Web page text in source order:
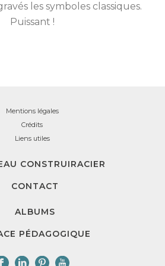
les symboles classiques.
Puissant !
Mentions légales
Crédits
Liens utiles
CONSTRUIRACIER
CONTACT
ALBUMS
PÉDAGOGIQUE